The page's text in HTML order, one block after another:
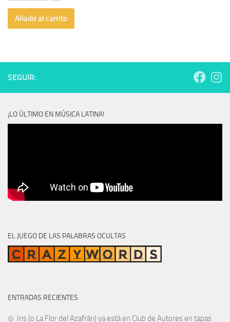
Añadir al carrito
SEGUIR:
¡LO ÚLTIMO EN MÚSICA LATINA!
EL JUEGO DE LAS PALABRAS OCULTAS
ENTRADAS RECIENTES
Iris (o La Flor del Azafrán) ya está en Club de Autores en tapas